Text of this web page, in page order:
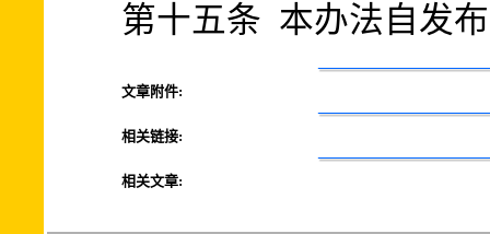
第十五条 本办法自发
文章附件:
相关链接:
相关文章: